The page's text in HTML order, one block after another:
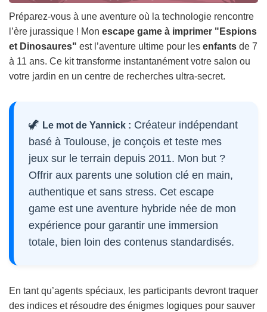
Préparez-vous à une aventure où la technologie rencontre
l’ère jurassique ! Mon escape game à imprimer "Espions
et Dinosaures" est l’aventure ultime pour les enfants de 7
à 11 ans. Ce kit transforme instantanément votre salon ou
votre jardin en un centre de recherches ultra-secret.
🦖 Le mot de Yannick : Créateur indépendant
basé à Toulouse, je conçois et teste mes
jeux sur le terrain depuis 2011. Mon but ?
Offrir aux parents une solution clé en main,
authentique et sans stress. Cet escape
game est une aventure hybride née de mon
expérience pour garantir une immersion
totale, bien loin des contenus standardisés.
En tant qu’agents spéciaux, les participants devront traquer
des indices et résoudre des énigmes logiques pour sauver